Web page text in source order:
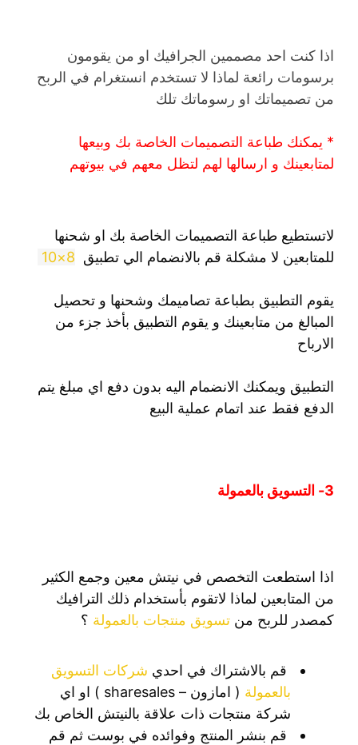
اذا كنت احد مصممين الجرافيك او من يقومون
برسومات رائعة لماذا لا تستخدم انستغرام في الربح
من تصميماتك او رسوماتك تلك
* يمكنك طباعة التصميمات الخاصة بك وبيعها
لمتابعينك و ارسالها لهم لتظل معهم في بيوتهم
لاتستطيع طباعة التصميمات الخاصة بك او شحنها
للمتابعين لا مشكلة قم بالانضمام الي تطبيق 8×10
يقوم التطبيق بطباعة تصاميمك وشحنها و تحصيل
المبالغ من متابعينك و يقوم التطبيق بأخذ جزء من
الارباح
التطبيق ويمكنك الانضمام اليه بدون دفع اي مبلغ يتم
الدفع فقط عند اتمام عملية البيع
اذا استطعت التخصص في نيتش معين وجمع الكثير
من المتابعين لماذا لاتقوم بأستخدام ذلك الترافيك
كمصدر للربح منتسويق منتجات بالعمولة؟
قم بالاشتراك في احديشركات التسويق
بالعمولة
( امازون – sharesales ) او اي
شركة منتجات ذات علاقة بالنيتش الخاص بك
قم بنشر المنتج وفوائده في بوست ثم قم